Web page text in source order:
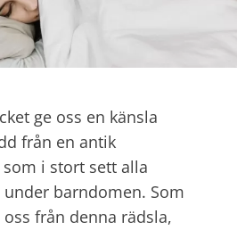
ge oss en känsla
från en antik
som i stort sett alla
barndomen. Som
från denna rädsla,